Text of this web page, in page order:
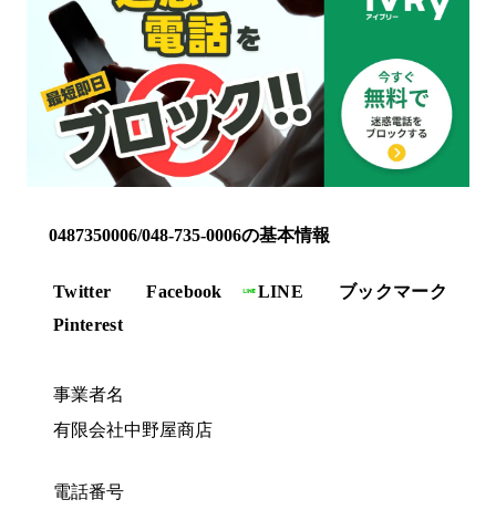
0487350006/048-735-0006の基本情報
Twitter Facebook LINE
ブックマーク
Pinterest
事業者名
有限会社中野屋商店
電話番号